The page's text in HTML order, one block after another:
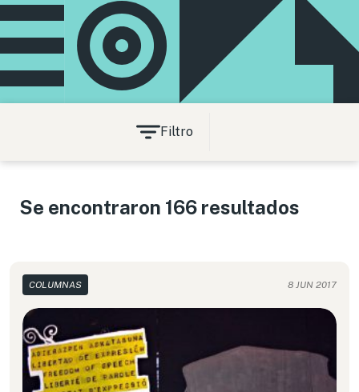
Filtro
Se encontraron 166 resultados
COLUMNAS 8 JUN 2017